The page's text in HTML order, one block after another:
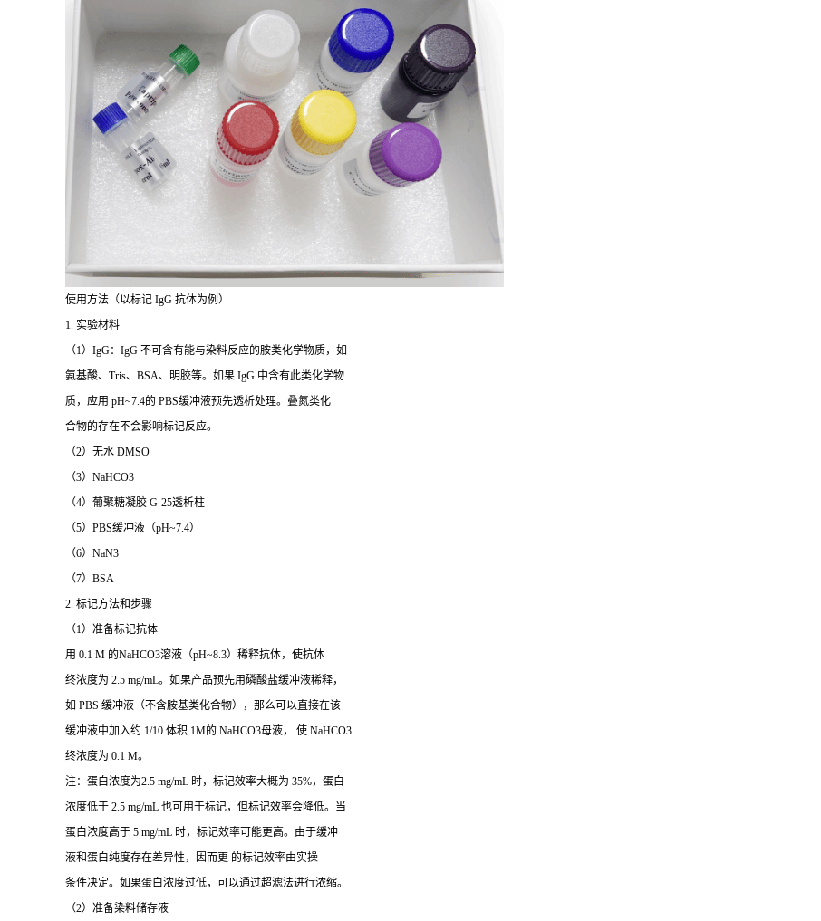
使用方法（以标记 IgG 抗体为例）
1. 实验材料
（1）IgG：IgG 不可含有能与染料反应的胺类化学物质，如
氨基酸、Tris、BSA、明胶等。如果 IgG 中含有此类化学物
质，应用 pH~7.4的 PBS缓冲液预先透析处理。叠氮类化
合物的存在不会影响标记反应。
（2）无水 DMSO
（3）NaHCO3
（4）葡聚糖凝胶 G-25透析柱
（5）PBS缓冲液（pH~7.4）
（6）NaN3
（7）BSA
2. 标记方法和步骤
（1）准备标记抗体
用 0.1 M 的NaHCO3溶液（pH~8.3）稀释抗体，使抗体
终浓度为 2.5 mg/mL。如果产品预先用磷酸盐缓冲液稀释，
如 PBS 缓冲液（不含胺基类化合物），那么可以直接在该
缓冲液中加入约 1/10 体积 1M的 NaHCO3母液， 使 NaHCO3
终浓度为 0.1 M。
注：蛋白浓度为2.5 mg/mL 时，标记效率大概为 35%，蛋白
浓度低于 2.5 mg/mL 也可用于标记，但标记效率会降低。当
蛋白浓度高于 5 mg/mL 时，标记效率可能更高。由于缓冲
液和蛋白纯度存在差异性，因而更 的标记效率由实操
条件决定。如果蛋白浓度过低，可以通过超滤法进行浓缩。
（2）准备染料储存液